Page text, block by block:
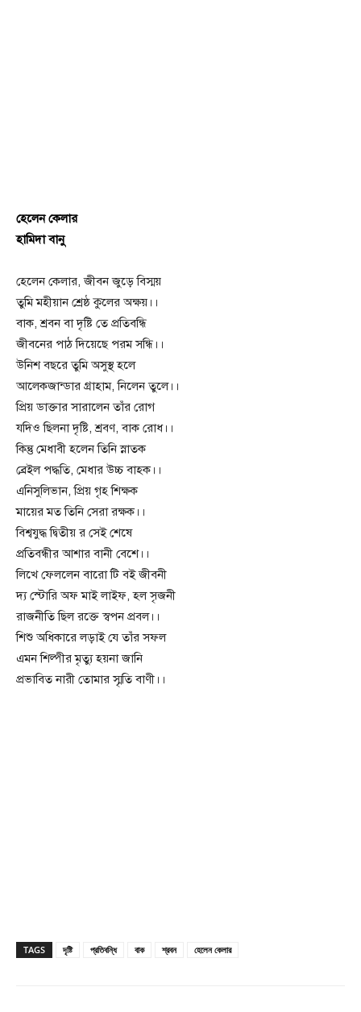
হেলেন কেলার
হামিদা বানু
হেলেন কেলার, জীবন জুড়ে বিস্ময়
তুমি মহীয়ান শ্রেষ্ঠ কুলের অক্ষয়।।
বাক, শ্রবন বা দৃষ্টি তে প্রতিবন্ধি
জীবনের পাঠ দিয়েছে পরম সন্ধি।।
উনিশ বছরে তুমি অসুস্থ হলে
আলেকজান্ডার গ্রাহাম, নিলেন তুলে।।
প্রিয় ডাক্তার সারালেন তাঁর রোগ
যদিও ছিলনা দৃষ্টি, শ্রবণ, বাক রোধ।।
কিন্তু মেধাবী হলেন তিনি স্নাতক
ব্রেইল পদ্ধতি, মেধার উচ্চ বাহক।।
এনিসুলিভান, প্রিয় গৃহ শিক্ষক
মায়ের মত তিনি সেরা রক্ষক।।
বিশ্বযুদ্ধ দ্বিতীয় র সেই শেষে
প্রতিবন্ধীর আশার বানী বেশে।।
লিখে ফেললেন বারো টি বই জীবনী
দ্য স্টোরি অফ মাই লাইফ, হল সৃজনী
রাজনীতি ছিল রক্তে স্বপন প্রবল।।
শিশু অধিকারে লড়াই যে তাঁর সফল
এমন শিল্পীর মৃত্যু হয়না জানি
প্রভাবিত নারী তোমার স্মৃতি বাণী।।
TAGS দৃষ্টি প্রতিবন্ধি বাক শ্রবন হেলেন কেলার